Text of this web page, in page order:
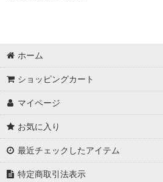
ホーム
ショッピングカート
マイページ
お気に入り
最近チェックしたアイテム
特定商取引法表示